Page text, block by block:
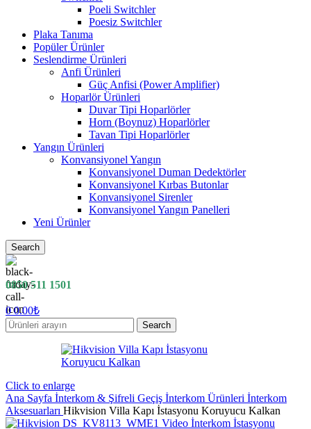
Poeli Switchler
Poesiz Switchler
Plaka Tanıma
Popüler Ürünler
Seslendirme Ürünleri
Anfi Ürünleri
Güç Anfisi (Power Amplifier)
Hoparlör Ürünleri
Duvar Tipi Hoparlörler
Horn (Boynuz) Hoparlörler
Tavan Tipi Hoparlörler
Yangın Ürünleri
Konvansiyonel Yangın
Konvansiyonel Duman Dedektörler
Konvansiyonel Kırbas Butonlar
Konvansiyonel Sirenler
Konvansiyonel Yangın Panelleri
Yeni Ürünler
Search
0850 511 1501
00.00₺
Search
Click to enlarge
Ana Sayfa İnterkom & Şifreli Geçiş İnterkom Ürünleri İnterkom
Aksesuarları Hikvision Villa Kapı İstasyonu Koruyucu Kalkan